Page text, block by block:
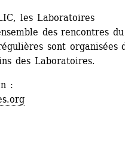
les Laboratoires
des rencontres
sont organisées
des Laboratoires.
: